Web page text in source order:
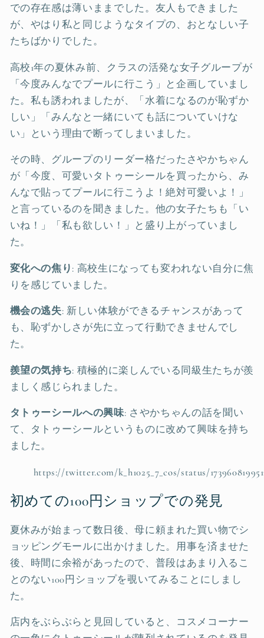
での存在感は薄いままでした。友人もできました
が、やはり私と同じようなタイプの、おとなしい子
たちばかりでした。
高校1年の夏休み前、クラスの活発な女子グループが
「今度みんなでプールに行こう」と企画していまし
た。私も誘われましたが、「水着になるのが恥ずか
しい」「みんなと一緒にいても話についていけな
い」という理由で断ってしまいました。
その時、グループのリーダー格だったさやかちゃん
が「今度、可愛いタトゥーシールを買ったから、み
んなで貼ってプールに行こうよ！絶対可愛いよ！」
と言っているのを聞きました。他の女子たちも「い
いね！」「私も欲しい！」と盛り上がっていまし
た。
変化への焦り : 高校生になっても変われない自分に焦
りを感じていました。
機会の逃失: 新しい体験ができるチャンスがあって
も、恥ずかしさが先に立って行動できませんでし
た。
羨望の気持ち: 積極的に楽しんでいる同級生たちが羨
ましく感じられました。
タトゥーシールへの興味: さやかちゃんの話を聞い
て、タトゥーシールというものに改めて興味を持ち
ました。
https://twitter.com/k_h1025_7_cos/status/
初めての100円ショップでの発見
夏休みが始まって数日後、母に頼まれた買い物でシ
ョッピングモールに出かけました。用事を済ませた
後、時間に余裕があったので、普段はあまり入るこ
とのない100円ショップを覗いてみることにしまし
た。
店内をぶらぶらと見回していると、コスメコーナー